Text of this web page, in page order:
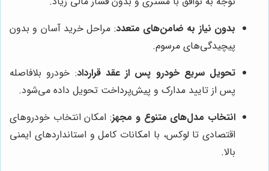
بدون نیاز به ضامن‌های متعدد: مراحل خرید آسان و بدون
پیچیدگی‌های مرسوم.
تحویل سریع خودرو پس از عقد قرارداد: خودرو بلافاصله
پس از تایید مدارک و پیش‌پرداخت تحویل داده می‌شود.
انتخاب مدل‌های متنوع و مجهز: امکان انتخاب خودروهای
اقتصادی تا لوکس، با امکانات کامل و استانداردهای ایمنی
بالا.